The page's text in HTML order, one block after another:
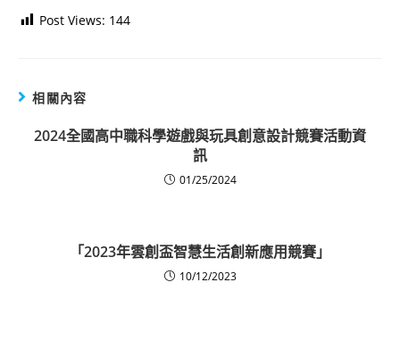
Post Views: 144
相關內容
2024全國高中職科學遊戲與玩具創意設計競賽活動資
訊
01/25/2024
「2023年雲創盃智慧生活創新應用競賽」
10/12/2023